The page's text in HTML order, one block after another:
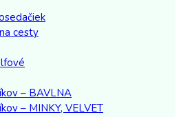
cesty
– BAVLNA
– MINKY, VELVET